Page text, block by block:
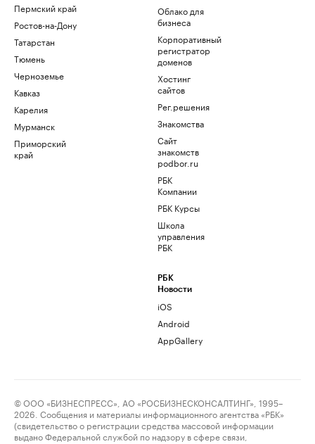
Пермский край
Ростов-на-Дону
Татарстан
Тюмень
Черноземье
Кавказ
Карелия
Мурманск
Приморский
край
Облако для
бизнеса
Корпоративный
регистратор
доменов
Хостинг
сайтов
Рег.решения
Знакомства
Сайт
знакомств
podbor.ru
РБК
Компании
РБК Курсы
Школа
управления
РБК
РБК
Новости
iOS
Android
AppGallery
© ООО «БИЗНЕСПРЕСС», АО «РОСБИЗНЕСКОНСАЛТИНГ», 1995–
2026. Сообщения и материалы информационного агентства «РБК»
(свидетельство о регистрации средства массовой информации
выдано Федеральной службой по надзору в сфере связи,